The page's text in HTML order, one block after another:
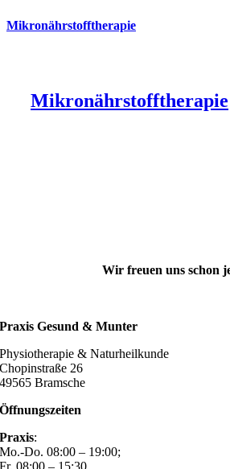
Mikronährstofftherapie
Mikronährstofftherapie
Wir freuen uns schon
Praxis Gesund & Munter
Physiotherapie & Naturheilkunde
Chopinstraße 26
49565 Bramsche
Öffnungszeiten
Praxis:
Mo.-Do. 08:00 – 19:00;
Fr. 08:00 – 15:30